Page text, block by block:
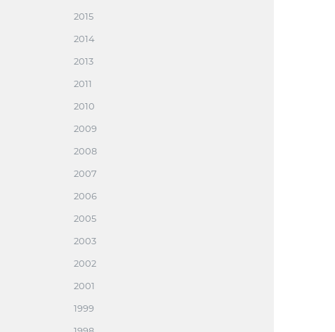
2015
2014
2013
2011
2010
2009
2008
2007
2006
2005
2003
2002
2001
1999